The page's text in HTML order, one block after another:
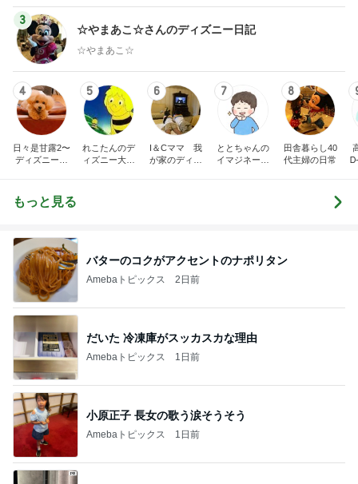
3
☆やまあこ☆さんのディズニー日記
☆やまあこ☆
4
日々是甘露2〜
ディズニー風
5
れこたんのデ
ィズニー大好
6
I＆Cママ 我
が家のディズ
7
ととちゃんの
イマジネーシ
8
田舎暮らし40
代主婦の日常
もっと見る
バターのコクがアクセントのナポリタン
Amebaトピックス 2日前
だいた 冷凍庫がスッカスカな理由
Amebaトピックス 1日前
小原正子 長女の歌う涙そうそう
Amebaトピックス 1日前